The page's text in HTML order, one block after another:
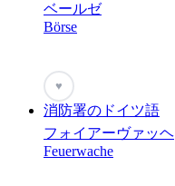
ベールゼ
Börse
♥
消防署のドイツ語
フォイアーヴァッヘ
Feuerwache